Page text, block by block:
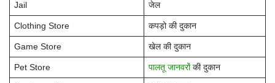
Jail जेल
Clothing Store कपड़ो की दुकान
Game Store खेल की दुकान
Pet Store पालतू जानवरोंकी दुकान